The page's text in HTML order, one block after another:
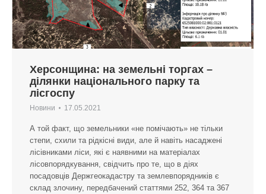
Херсонщина: на земельні торгах –
ділянки національного парку та
лісгоспу
Новини 17.05.2021
А той факт, що земельники «не помічають» не тільки
степи, схили та рідкісні види, але й навіть насаджені
лісівниками ліси, які є наявними на матеріалах
лісовпорядкування, свідчить про те, що в діях
посадовців Держгеокадастру та землевпорядників є
склад злочину, передбачений статтями 252, 364 та 367